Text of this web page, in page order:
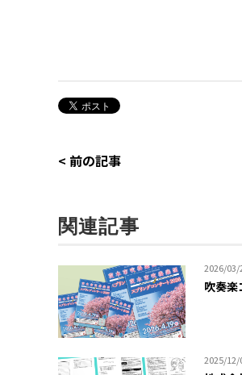
< 前の記事
関連記事
2026/03/
吹奏楽
2025/12/